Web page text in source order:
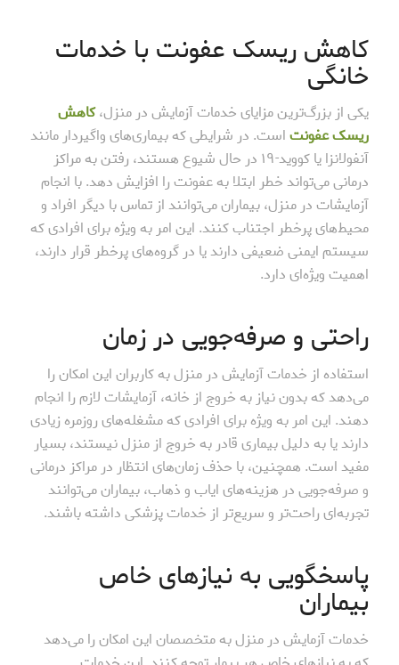
کاهش ریسک عفونت با خدمات
خانگی
یکی از بزرگ‌ترین مزایای خدمات آزمایش در منزل،کاهش
ریسک عفونتاست. در شرایطی که بیماری‌های واگیردار مانند
آنفولانزا یا کووید-۱۹ در حال شیوع هستند، رفتن به مراکز
درمانی می‌تواند خطر ابتلا به عفونت را افزایش دهد. با انجام
آزمایشات در منزل، بیماران می‌توانند از تماس با دیگر افراد و
محیط‌های پرخطر اجتناب کنند. این امر به ویژه برای افرادی که
سیستم ایمنی ضعیفی دارند یا در گروه‌های پرخطر قرار دارند،
اهمیت ویژه‌ای دارد.
راحتی و صرفه‌جویی در زمان
استفاده از خدمات آزمایش در منزل به کاربران این امکان را
می‌دهد که بدون نیاز به خروج از خانه، آزمایشات لازم را انجام
دهند. این امر به ویژه برای افرادی که مشغله‌های روزمره زیادی
دارند یا به دلیل بیماری قادر به خروج از منزل نیستند، بسیار
مفید است. همچنین، با حذف زمان‌های انتظار در مراکز درمانی
و صرفه‌جویی در هزینه‌های ایاب و ذهاب، بیماران می‌توانند
تجربه‌ای راحت‌تر و سریع‌تر از خدمات پزشکی داشته باشند.
پاسخگویی به نیازهای خاص
بیماران
خدمات آزمایش در منزل به متخصصان این امکان را می‌دهد